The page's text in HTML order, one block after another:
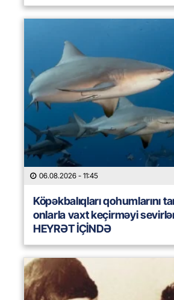
06.08.2026 - 11:45
Köpəkbalıqları qohumlarını
onlarla vaxt keçirməyi
HEYRƏT İÇİNDƏ